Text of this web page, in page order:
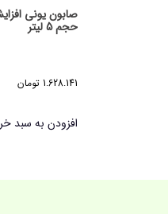
صابون یونی
حجم 5 لیتر
1.628.141 تومان
افزودن به سبد